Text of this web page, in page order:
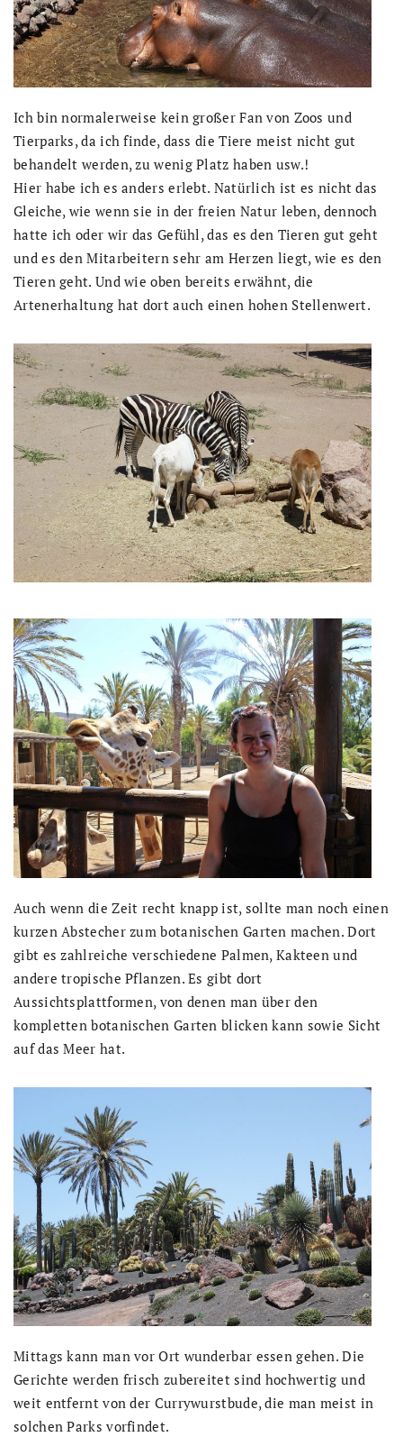
Ich bin normalerweise kein großer Fan von Zoos und
Tierparks, da ich finde, dass die Tiere meist nicht gut
behandelt werden, zu wenig Platz haben usw.!
Hier habe ich es anders erlebt. Natürlich ist es nicht das
Gleiche, wie wenn sie in der freien Natur leben, dennoch
hatte ich oder wir das Gefühl, das es den Tieren gut geht
und es den Mitarbeitern sehr am Herzen liegt, wie es den
Tieren geht. Und wie oben bereits erwähnt, die
Artenerhaltung hat dort auch einen hohen Stellenwert.
Auch wenn die Zeit recht knapp ist, sollte man noch einen
kurzen Abstecher zum botanischen Garten machen. Dort
gibt es zahlreiche verschiedene Palmen, Kakteen und
andere tropische Pflanzen. Es gibt dort
Aussichtsplattformen, von denen man über den
kompletten botanischen Garten blicken kann sowie Sicht
auf das Meer hat.
Mittags kann man vor Ort wunderbar essen gehen. Die
Gerichte werden frisch zubereitet sind hochwertig und
weit entfernt von der Currywurstbude, die man meist in
solchen Parks vorfindet.